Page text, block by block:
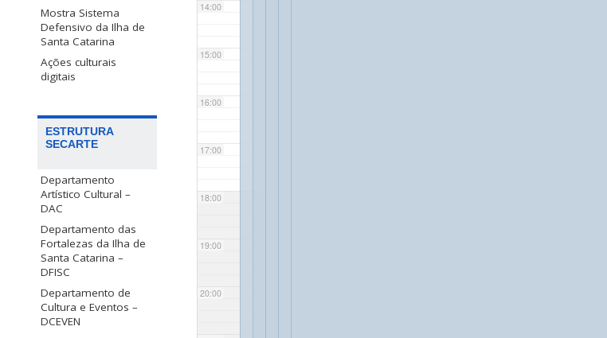
Mostra Sistema
Defensivo da Ilha de
Santa Catarina
Ações culturais
digitais
ESTRUTURA
SECARTE
Departamento
Artístico Cultural –
DAC
Departamento das
Fortalezas da Ilha de
Santa Catarina –
DFISC
Departamento de
Cultura e Eventos –
DCEVEN
14:00
15:00
16:00
17:00
18:00
19:00
20:00